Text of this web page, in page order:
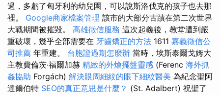
過，多虧了匈牙利的幼兒園，可以說斯洛伐克的孩子也去那
裡。 Google商家檔案管理 該市的大部分古蹟在第二次世界
大戰期間被摧毀。 高雄徵信服務 這次起義後，教堂遭到嚴
重破壞，幾乎全部需要在 牙齒矯正的方法 1611 嘉義徵信公
司推薦 年重建。 台胞證過期怎麼辦 當時，埃斯泰爾戈姆大
主教費倫茨·福爾加赫 精緻的外燴擺盤靈感 (Ferenc 海外抓
姦協助 Forgách) 解決眼周細紋的眼下細紋醫美 為紀念聖阿
達爾伯特 SEO的真正意思是什麼？ (St. Adalbert) 祝聖了